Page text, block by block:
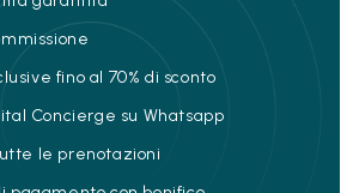
fino al 70% di sconto
Concierge su Whatsapp
le prenotazioni